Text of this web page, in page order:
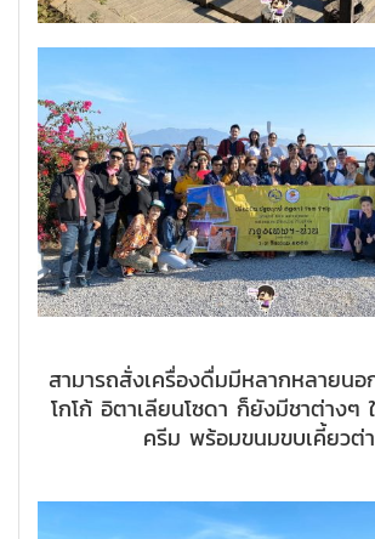
สามารถสั่งเครื่องดื่มมีหลากหลายน
โกโก้ อิตาเลียนโซดา ก็ยังมีชาต่างๆ
ครีม พร้อมขนมขบเคี้ยวต่